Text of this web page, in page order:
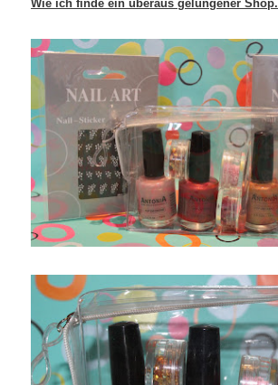
Wie ich finde ein überaus gelungener Shop.